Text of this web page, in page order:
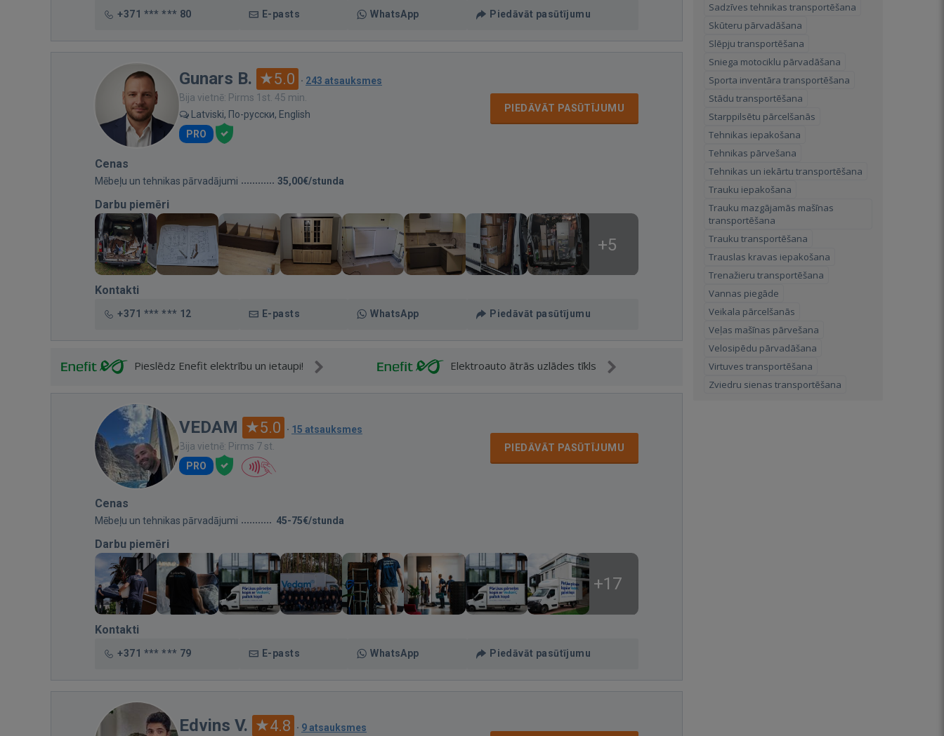
+371 *** *** 80 E-pasts WhatsApp Piedāvāt pasūtījumu
Gunars B. 5.0 · 243 atsauksmes
Bija vietnē: Pirms 1st. 45 min.
Latviski, По-русски, English
PRO
PIEDĀVĀT PASŪTĪJUMU
Cenas
Mēbeļu un tehnikas pārvadājumi 35,00€/stunda
Darbu piemēri
+5
Kontakti
+371 *** *** 12 E-pasts WhatsApp Piedāvāt pasūtījumu
Pieslēdz Enefit elektrību un ietaupi! Elektroauto ātrās uzlādes tīkls
VEDAM 5.0 · 15 atsauksmes
Bija vietnē: Pirms 7 st.
PRO
PIEDĀVĀT PASŪTĪJUMU
Cenas
Mēbeļu un tehnikas pārvadājumi 45-75€/stunda
Darbu piemēri
+17
Kontakti
+371 *** *** 79 E-pasts WhatsApp Piedāvāt pasūtījumu
Edvins V. 4.8 · 9 atsauksmes
Sadzīves tehnikas transportēšana
Skūteru pārvadāšana
Slēpju transportēšana
Sniega motociklu pārvadāšana
Sporta inventāra transportēšana
Stādu transportēšana
Starppilsētu pārcelšanās
Tehnikas iepakošana
Tehnikas pārvešana
Tehnikas un iekārtu transportēšana
Trauku iepakošana
Trauku mazgājamās mašīnas
transportēšana
Trauku transportēšana
Trauslas kravas iepakošana
Trenažieru transportēšana
Vannas piegāde
Veikala pārcelšanās
Veļas mašīnas pārvešana
Velosipēdu pārvadāšana
Virtuves transportēšana
Zviedru sienas transportēšana